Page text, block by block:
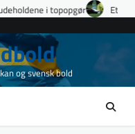
Ettan Norra runde 9: fire
og svensk bold